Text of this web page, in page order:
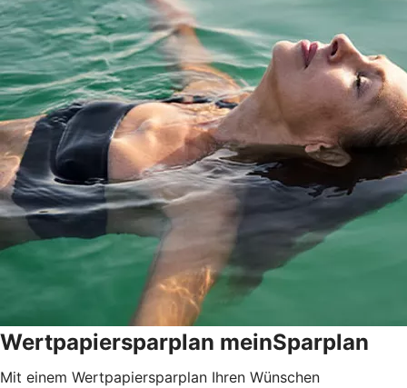
Wertpapiersparplan meinSparplan
Mit einem Wertpapiersparplan Ihren Wünschen